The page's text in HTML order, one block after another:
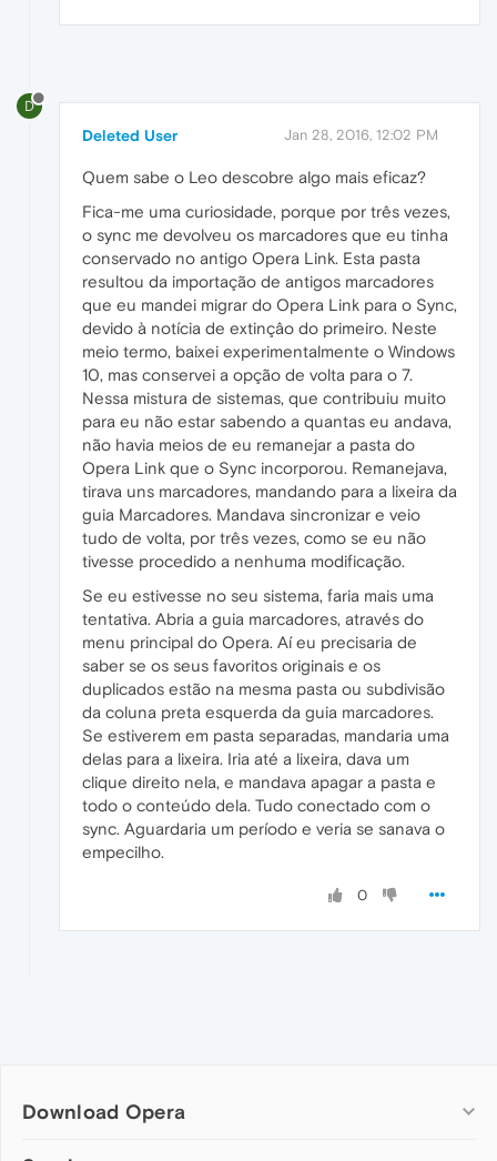
D
Deleted User Jan 28, 2016, 12:02 PM
Quem sabe o Leo descobre algo mais eficaz?
Fica-me uma curiosidade, porque por três vezes,
o sync me devolveu os marcadores que eu tinha
conservado no antigo Opera Link. Esta pasta
resultou da importação de antigos marcadores
que eu mandei migrar do Opera Link para o Sync,
devido à notícia de extinçâo do primeiro. Neste
meio termo, baixei experimentalmente o Windows
10, mas conservei a opção de volta para o 7.
Nessa mistura de sistemas, que contribuiu muito
para eu não estar sabendo a quantas eu andava,
não havia meios de eu remanejar a pasta do
Opera Link que o Sync incorporou. Remanejava,
tirava uns marcadores, mandando para a lixeira da
guia Marcadores. Mandava sincronizar e veio
tudo de volta, por três vezes, como se eu não
tivesse procedido a nenhuma modificação.
Se eu estivesse no seu sistema, faria mais uma
tentativa. Abria a guia marcadores, através do
menu principal do Opera. Aí eu precisaria de
saber se os seus favoritos originais e os
duplicados estão na mesma pasta ou subdivisão
da coluna preta esquerda da guia marcadores.
Se estiverem em pasta separadas, mandaria uma
delas para a lixeira. Iria até a lixeira, dava um
clique direito nela, e mandava apagar a pasta e
todo o conteúdo dela. Tudo conectado com o
sync. Aguardaria um período e veria se sanava o
empecilho.
0
Download Opera